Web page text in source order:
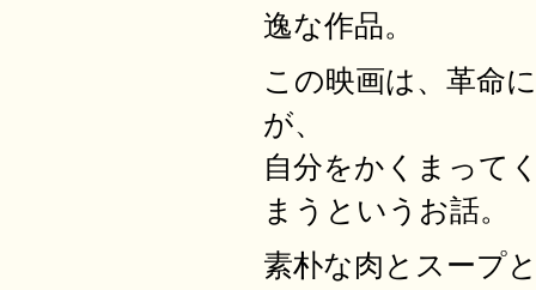
逸な作品。
この映画は、革命
が、
自分をかくまって
まうというお話。
素朴な肉とスープ